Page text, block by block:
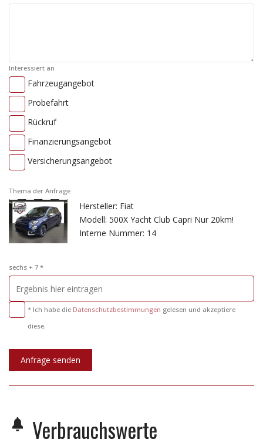
Interessiert an
Fahrzeugangebot
Probefahrt
Rückruf
Finanzierungsangebot
Versicherungsangebot
Thema der Anfrage
Hersteller: Fiat
Modell: 500X Yacht Club Capri Nur 20km!
Interne Nummer: 14
sechs + 7 *
* Ich habe die Datenschutzbestimmungen gelesen und akzeptiere
diese.
Anfrage senden
Verbrauchswerte